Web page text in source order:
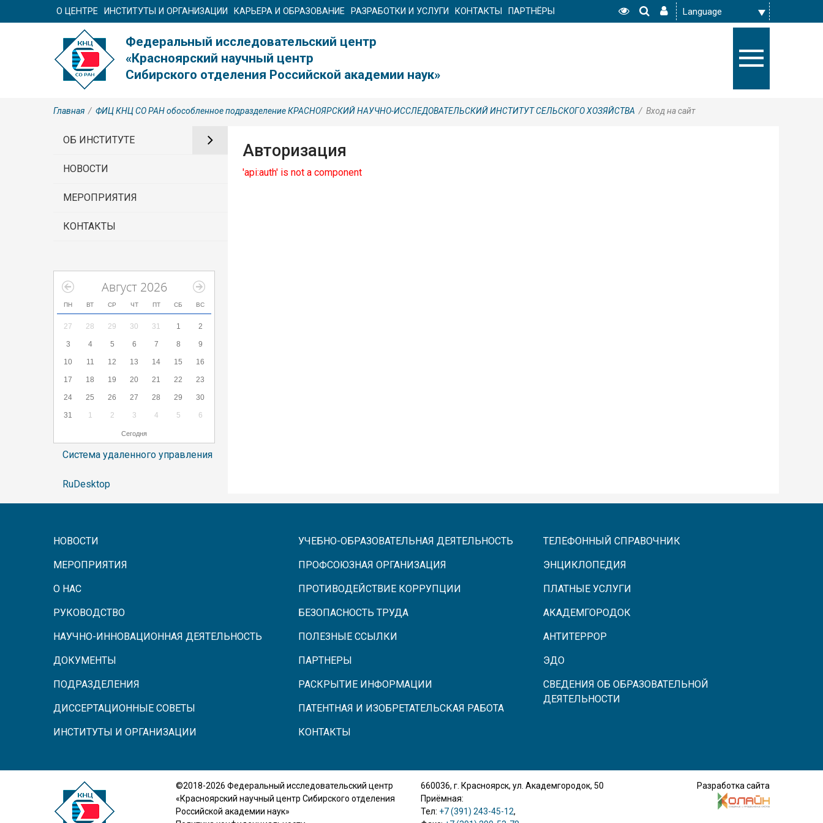
О ЦЕНТРЕ ИНСТИТУТЫ И ОРГАНИЗАЦИИ КАРЬЕРА И ОБРАЗОВАНИЕ РАЗРАБОТКИ И УСЛУГИ КОНТАКТЫ ПАРТНЁРЫ
Федеральный исследовательский центр
«Красноярский научный центр
Сибирского отделения Российской академии наук»
Главная / ФИЦ КНЦ СО РАН обособленное подразделение КРАСНОЯРСКИЙ НАУЧНО-ИССЛЕДОВАТЕЛЬСКИЙ ИНСТИТУТ СЕЛЬСКОГО ХОЗЯЙСТВА / Вход на сайт
ОБ ИНСТИТУТЕ
НОВОСТИ
МЕРОПРИЯТИЯ
КОНТАКТЫ
Август 2026
ПН ВТ СР ЧТ ПТ СБ ВС
27 28 29 30 31 1 2
3 4 5 6 7 8 9
10 11 12 13 14 15 16
17 18 19 20 21 22 23
24 25 26 27 28 29 30
31 1 2 3 4 5 6
Сегодня
Система удаленного управления
RuDesktop
Авторизация
'api:auth' is not a component
НОВОСТИ
МЕРОПРИЯТИЯ
О НАС
РУКОВОДСТВО
НАУЧНО-ИННОВАЦИОННАЯ ДЕЯТЕЛЬНОСТЬ
ДОКУМЕНТЫ
ПОДРАЗДЕЛЕНИЯ
ДИССЕРТАЦИОННЫЕ СОВЕТЫ
ИНСТИТУТЫ И ОРГАНИЗАЦИИ
УЧЕБНО-ОБРАЗОВАТЕЛЬНАЯ ДЕЯТЕЛЬНОСТЬ
ПРОФСОЮЗНАЯ ОРГАНИЗАЦИЯ
ПРОТИВОДЕЙСТВИЕ КОРРУПЦИИ
БЕЗОПАСНОСТЬ ТРУДА
ПОЛЕЗНЫЕ ССЫЛКИ
ПАРТНЕРЫ
РАСКРЫТИЕ ИНФОРМАЦИИ
ПАТЕНТНАЯ И ИЗОБРЕТАТЕЛЬСКАЯ РАБОТА
КОНТАКТЫ
ТЕЛЕФОННЫЙ СПРАВОЧНИК
ЭНЦИКЛОПЕДИЯ
ПЛАТНЫЕ УСЛУГИ
АКАДЕМГОРОДОК
АНТИТЕРРОР
ЭДО
СВЕДЕНИЯ ОБ ОБРАЗОВАТЕЛЬНОЙ
ДЕЯТЕЛЬНОСТИ
©2018-2026 Федеральный исследовательский центр
«Красноярский научный центр Сибирского отделения
Российской академии наук»
660036, г. Красноярск, ул. Академгородок, 50
Приёмная:
Тел: +7 (391) 243-45-12,
Разработка сайта